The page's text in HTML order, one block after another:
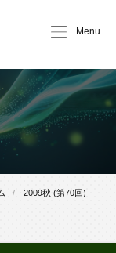
Menu
2009秋 (第70回)